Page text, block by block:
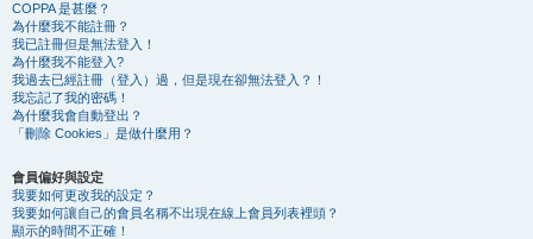
COPPA 是甚麼？
為什麼我不能註冊？
我已註冊但是無法登入！
為什麼我不能登入?
我過去已經註冊（登入）過，但是現在卻無法登入？！
我忘記了我的密碼！
為什麼我會自動登出？
「刪除 Cookies」是做什麼用？
會員偏好與設定
我要如何更改我的設定？
我要如何讓自己的會員名稱不出現在線上會員列表裡頭？
顯示的時間不正確！